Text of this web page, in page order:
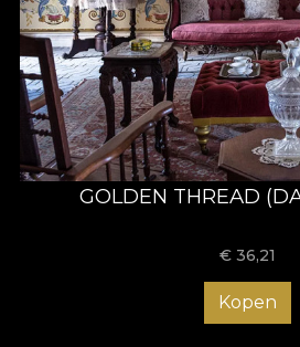
GOLDEN THREAD
€ 36,21
Kopen